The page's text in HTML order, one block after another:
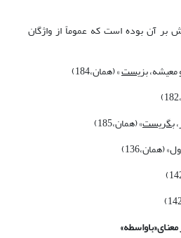
بر آن بوده است که عموماً از واژگان
بزیست» (همان،184)
بگریست» (همان،185)
(همان،136)